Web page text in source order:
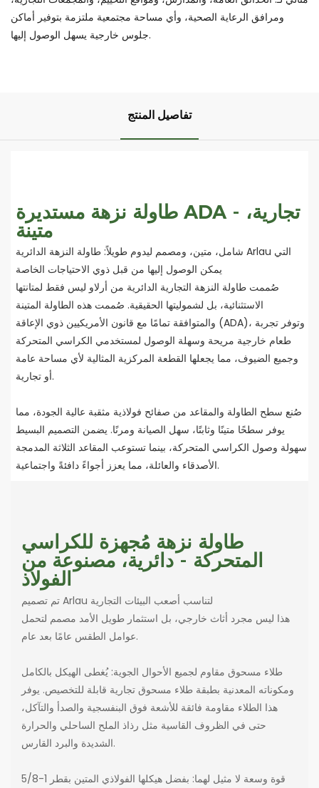
ومرافق الرعاية الصحية، وأي مساحة مجتمعية ملتزمة بتوفير أماكن
جلوس خارجية يسهل الوصول إليها.
تفاصيل المنتج
طاولة نزهة مستديرة ADA - تجارية،
متينة
شامل، متين، ومصمم ليدوم طويلاً: طاولة النزهة الدائرية Arlau التي
يمكن الوصول إليها من قبل ذوي الاحتياجات الخاصة
صُممت طاولة النزهة التجارية الدائرية من أرلاو ليس فقط لمتانتها
الاستثنائية، بل لشموليتها الحقيقية. صُممت هذه الطاولة المتينة
والمتوافقة تمامًا مع قانون الأمريكيين ذوي الإعاقة (ADA)، وتوفر تجربة
طعام خارجية مريحة وسهلة الوصول لمستخدمي الكراسي المتحركة
وجميع الضيوف، مما يجعلها القطعة المركزية المثالية لأي مساحة عامة
أو تجارية.
صُنع سطح الطاولة والمقاعد من صفائح فولاذية مثقبة عالية الجودة، مما
يوفر سطحًا متينًا وثابتًا، سهل الصيانة ومرنًا. يضمن التصميم البسيط
سهولة وصول الكراسي المتحركة، بينما تستوعب المقاعد الثلاثة المدمجة
الأصدقاء والعائلة، مما يعزز أجواءً دافئةً واجتماعية.
طاولة نزهة مُجهزة للكراسي
المتحركة - دائرية، مصنوعة من
الفولاذ
تم تصميم Arlau لتناسب أصعب البيئات التجارية
هذا ليس مجرد أثاث خارجي، بل استثمار طويل الأمد مصمم لتحمل
عوامل الطقس عامًا بعد عام.
طلاء مسحوق مقاوم لجميع الأحوال الجوية: يُغطى الهيكل بالكامل
ومكوناته المعدنية بطبقة طلاء مسحوق تجارية قابلة للتخصيص. يوفر
هذا الطلاء مقاومة فائقة للأشعة فوق البنفسجية والصدأ والتآكل،
حتى في الظروف القاسية مثل رذاذ الملح الساحلي والحرارة
الشديدة والبرد القارس.
قوة وسعة لا مثيل لهما: بفضل هيكلها الفولاذي المتين بقطر 1-5/8